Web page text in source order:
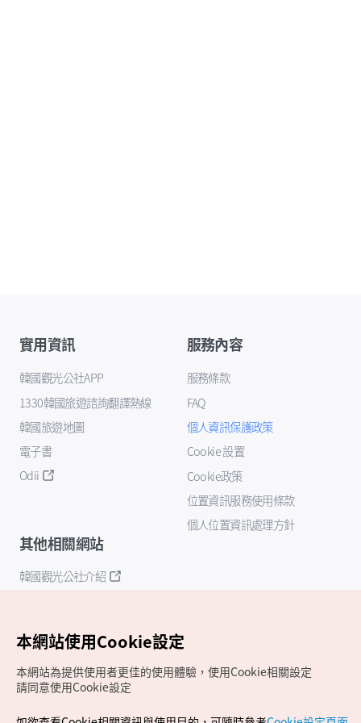
實用資訊
韓國觀光公社APP
1330韓國旅遊諮詢翻譯熱線
韓國旅遊地圖
電子書
Odii
服務內容
服務條款
FAQ
個人資訊保護政策
Cookie 設置
Cookie政策
位置資訊服務使用條款
個人位置資訊處理方針
其他相關網站
韓國觀光公社介紹
本網站使用Cookie設定
本網站為提供使用者更佳的使用體驗，使用Cookie相關設定
請同意使用Cookie設定